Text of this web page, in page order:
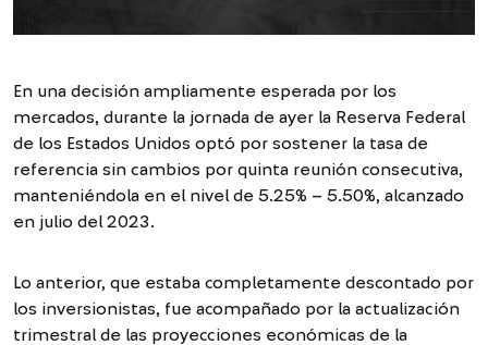
En una decisión ampliamente esperada por los
mercados, durante la jornada de ayer la Reserva Federal
de los Estados Unidos optó por sostener la tasa de
referencia sin cambios por quinta reunión consecutiva,
manteniéndola en el nivel de 5.25% – 5.50%, alcanzado
en julio del 2023.
Lo anterior, que estaba completamente descontado por
los inversionistas, fue acompañado por la actualización
trimestral de las proyecciones económicas de la